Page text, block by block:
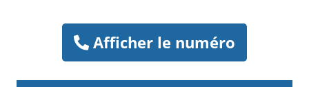
Afficher le numéro